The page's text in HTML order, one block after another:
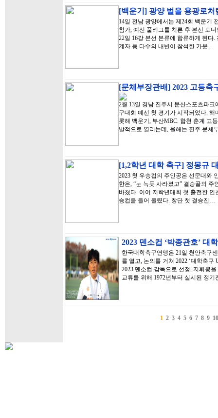
[백운기] 광양 벌을 용광로
14일 전남 광양에서는 제24회 백운기
참가, 예선 풀리그를 치른 후 본선 토
22일 16강 본선 본류에 합류하게 된다
계자 등 다수의 내빈이 참석한 가운…
[문체부장관배] 2023 고등
2월 13일 경남 진주시 문산스포츠파
구대회 예선 첫 경기가 시작되었다.
롯해 백운기, 부산MBC. 합천 춘계 고
발적으로 열리는데, 올해는 진주 문체
[1,2학년 대학 축구] 정몽규
2023 첫 우승컵의 주인공은 선문대와
한은, “눈 녹듯 사라졌고” 결승골의
바쳤다. 이어 저학년대회 첫 출전한
승컵을 들어 올렸다. 창단 첫 결승진…
2023 덴소컵 ‘박종관호’
한국대학축구연맹은 21일 천안축구
를 열고, 논의를 거쳐 2022 ‘대학축
2023 덴소컵 감독으로 선정, 지휘봉
교류를 위해 1972년부터 실시된 정
1 2 3 4 5 6 7 8 9 10